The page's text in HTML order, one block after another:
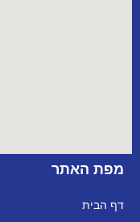
מפת האתר
דף הבית